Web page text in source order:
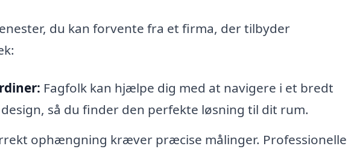
du kan forvente fra et firma, der tilbyder
Fagfolk kan hjælpe dig med at navigere i et bredt
så du finder den perfekte løsning til dit rum.
ophængning kræver præcise målinger. Professionelle